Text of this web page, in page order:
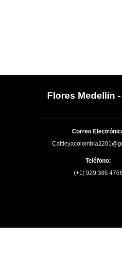
Flores Medellín
Correo
Teléfono:
(+1) 929 386 4766